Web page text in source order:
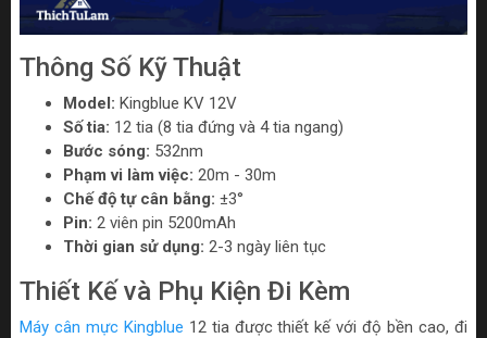
Thông Số Kỹ Thuật
Model: Kingblue KV 12V
Số tia: 12 tia (8 tia đứng và 4 tia ngang)
Bước sóng: 532nm
Phạm vi làm việc: 20m - 30m
Chế độ tự cân bằng: ±3°
Pin: 2 viên pin 5200mAh
Thời gian sử dụng: 2-3 ngày liên tục
Thiết Kế và Phụ Kiện Đi Kèm
Máy cân mực Kingblue 12 tia được thiết kế với độ bền cao, đi